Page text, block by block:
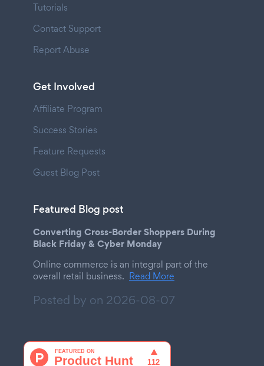
Tutorials
Contact Support
Report Abuse
Get Involved
Affiliate Program
Success Stories
Feature Requests
Guest Blog Post
Featured Blog post
Converting Cross-Border Shoppers During
Black Friday & Cyber Monday
Online commerce is an integral part of the
overall retail business. Read More
Posted by on 2026-08-07